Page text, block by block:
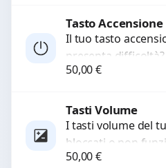
Tasto Accensione
Il tuo tasto
presenta
professionale di
50,00€
Tasti Volume
I tasti volume del
bloccati o non
servizio di
50,00€